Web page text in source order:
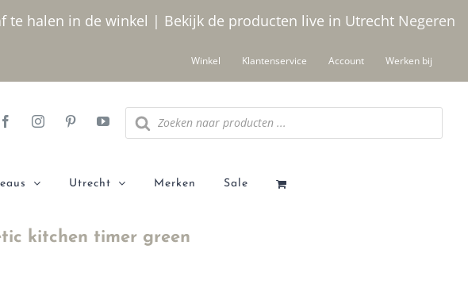
te halen in de winkel | Bekijk de producten live in Utrecht Negeren
Winkel Klantenservice Account Werken bij
Producten
zoeken
Utrecht Merken Sale
kitchen timer green